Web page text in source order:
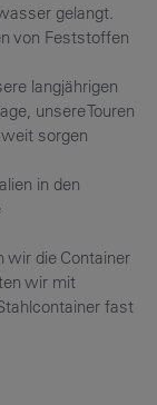
gelangt.
von Feststoffen
langjährigen
unsere Touren
sorgen
in den
wir die Container
wir mit
fast